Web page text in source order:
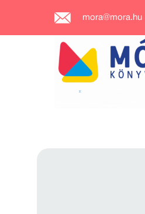
mora@mora.hu